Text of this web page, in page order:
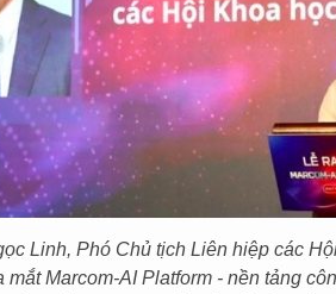
Linh, Phó Chủ tịch Liên hiệp các
mắt Marcom-AI Platform - nền tảng